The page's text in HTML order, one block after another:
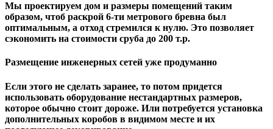
Мы проектируем дом и размеры помещений таким
образом, чтоб раскрой 6-ти метрового бревна был
оптимальным, а отход стремился к нулю. Это позволяет
сэкономить на стоимости сруба до 200 т.р.
Размещение инженерных сетей уже продуманно
Если этого не сделать заранее, то потом придется
использовать оборудование нестандартных размеров,
которое обычно стоит дороже. Или потребуется установка
дополнительных коробов в видимом месте и их